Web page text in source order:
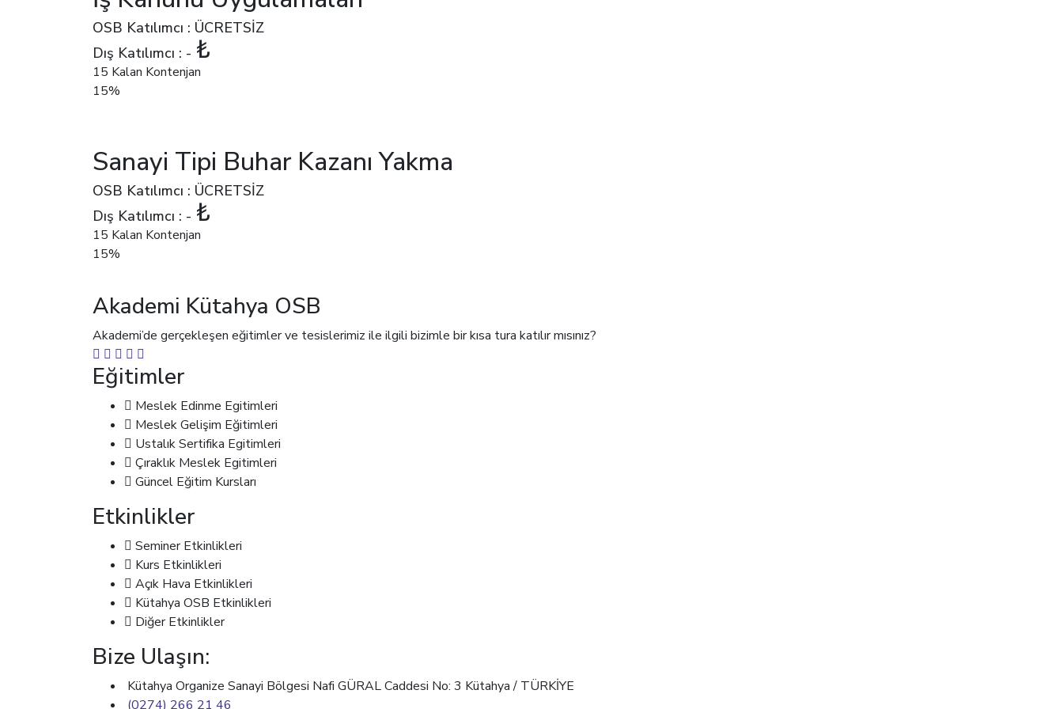
OSB Katılımcı : ÜCRETSİZ
Dış Katılımcı : - ₺
15 Kalan Kontenjan
15%
Sanayi Tipi Buhar Kazanı Yakma
OSB Katılımcı : ÜCRETSİZ
Dış Katılımcı : - ₺
15 Kalan Kontenjan
15%
Akademi Kütahya OSB
Akademi’de gerçekleşen eğitimler ve tesislerimiz ile ilgili bizimle bir kısa tura katılır mısınız?
Eğitimler
Meslek Edinme Egitimleri
Meslek Gelişim Eğitimleri
Ustalık Sertifika Egitimleri
Çıraklık Meslek Egitimleri
Güncel Eğitim Kursları
Etkinlikler
Seminer Etkinlikleri
Kurs Etkinlikleri
Açık Hava Etkinlikleri
Kütahya OSB Etkinlikleri
Diğer Etkinlikler
Bize Ulaşın:
Kütahya Organize Sanayi Bölgesi Nafi GÜRAL Caddesi No: 3 Kütahya / TÜRKİYE
(0274) 266 21 46